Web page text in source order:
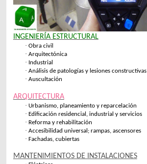
INGENIERÍA ESTRUCTURAL
· Obra civil
· Arquitectónica
· Industrial
· Análisis de patologías y lesiones constructivas
· Auscultación
ARQUITECTURA
· Urbanismo, planeamiento y reparcelación
· Edificación residencial, industrial y servicios
· Reforma y rehabilitación
· Accesibilidad universal; rampas, ascensores
· Fachadas, cubiertas
MANTENIMIENTOS DE INSTALACIONES